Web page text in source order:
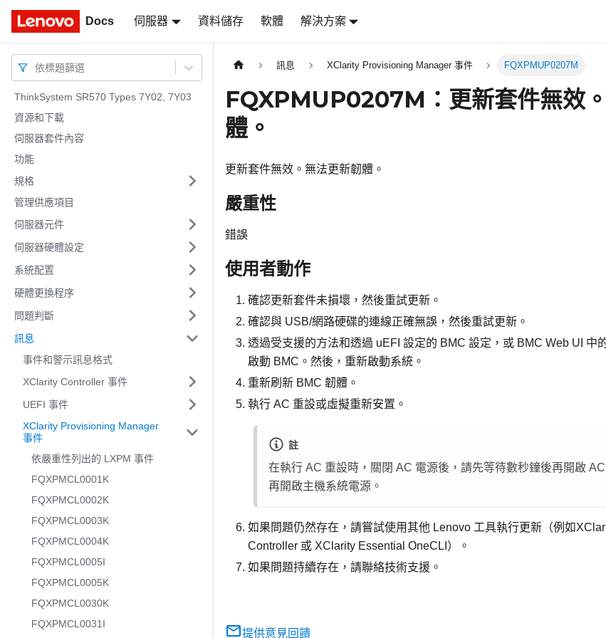
Docs 伺服器 資料儲存 軟體 解決方案
Docs
依標題篩選
ThinkSystem SR570 Types 7Y02, 7Y03
資源和下載
伺服器套件內容
功能
規格
管理供應項目
伺服器元件
伺服器硬體設定
系統配置
硬體更換程序
問題判斷
訊息
事件和警示訊息格式
XClarity Controller 事件
UEFI 事件
XClarity Provisioning Manager
事件
依嚴重性列出的 LXPM 事件
FQXPMCL0001K
FQXPMCL0002K
FQXPMCL0003K
FQXPMCL0004K
FQXPMCL0005I
FQXPMCL0005K
FQXPMCL0030K
FQXPMCL0031I
訊息 XClarity Provisioning Manager 事件 FQXPMUP0207M
FQXPMUP0207M：更新套件無效
體。
更新套件無效。無法更新韌體。
嚴重性
錯誤
使用者動作
確認更新套件未損壞，然後重試更新。
確認與 USB/網路硬碟的連線正確無誤，然後重試更新。
透過受支援的方法和透過 uEFI 設定的 BMC 設定，或 BMC Web UI 中
啟動 BMC。然後，重新啟動系統。
重新刷新 BMC 韌體。
執行 AC 重設或虛擬重新安置。
註
在執行 AC 重設時，關閉 AC 電源後，請先等待數秒鐘後再開啟
再開啟主機系統電源。
如果問題仍然存在，請嘗試使用其他 Lenovo 工具執行更新（例如
Controller 或 XClarity Essential OneCLI）。
如果問題持續存在，請聯絡技術支援。
提供意見回饋